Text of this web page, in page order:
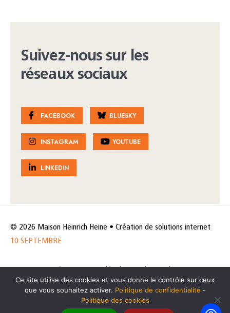
Suivez-nous sur les
réseaux sociaux
FACEBOOK BLUESKY
INSTAGRAM YOUTUBE
LINKEDIN
© 2026 Maison Heinrich Heine • Création de solutions internet
10 SEPTEMBRE
de données
Politique des cookies
Ce site utilise des cookies et vous donne le contrôle sur ceux
que vous souhaitez activer. Politique de confidentialité -
Politique des cookies